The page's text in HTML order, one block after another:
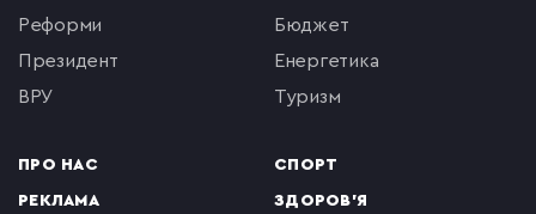
реформи
президент
ВРУ
ПРО НАС
РЕКЛАМА
бюджет
енергетика
туризм
СПОРТ
ЗДОРОВ'Я